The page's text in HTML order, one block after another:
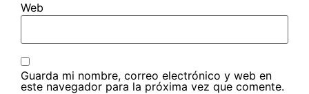
Web
Guarda mi nombre, correo electrónico y web en
este navegador para la próxima vez que comente.